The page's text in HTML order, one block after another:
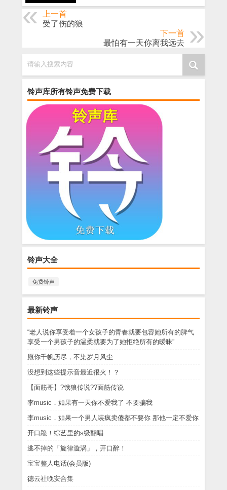
上一首
受了伤的狼
下一首
最怕有一天你离我远去
请输入搜索内容
铃声库所有铃声免费下载
铃声大全
免费铃声
最新铃声
“老人说你享受着一个女孩子的青春就要包容她所有的脾气
享受一个男孩子的温柔就要为了她拒绝所有的暧昧”
愿你千帆历尽，不染岁月风尘
没想到这些提示音最近很火！？
【面筋哥】?饿狼传说??面筋传说
李music．如果有一天你不爱我了 不要骗我
李music．如果一个男人装疯卖傻都不要你 那他一定不爱你
开口跪！综艺里的s级翻唱
逃不掉的「旋律漩涡」，开口醉！
宝宝整人电话(会员版)
德云社晚安合集